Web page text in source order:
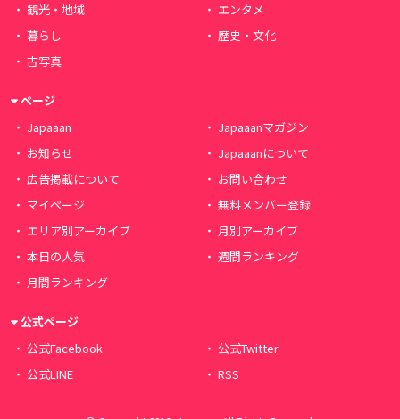
観光・地域
エンタメ
暮らし
歴史・文化
古写真
ページ
Japaaan
Japaaanマガジン
お知らせ
Japaaanについて
広告掲載について
お問い合わせ
マイページ
無料メンバー登録
エリア別アーカイブ
月別アーカイブ
本日の人気
週間ランキング
月間ランキング
公式ページ
公式Facebook
公式Twitter
公式LINE
RSS